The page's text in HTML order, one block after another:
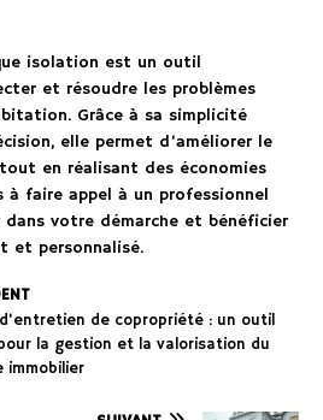
isolation est un outil
et résoudre les problèmes
Grâce à sa simplicité
elle permet d’améliorer le
en réalisant des économies
à faire appel à un professionnel
dans votre démarche et bénéficier
et personnalisé.
de copropriété : un outil
la gestion et la valorisation du
immobilier